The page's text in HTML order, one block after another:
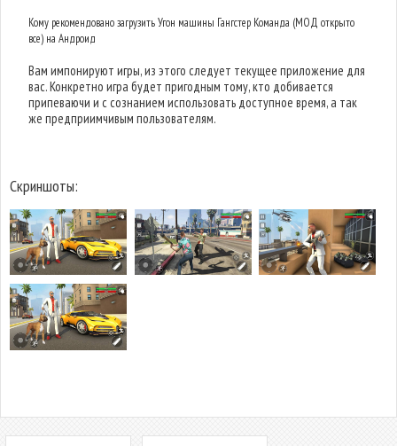
Кому рекомендовано загрузить Угон машины Гангстер Команда (МОД открыто
все) на Андроид
Вам импонируют игры, из этого следует текущее приложение для
вас. Конкретно игра будет пригодным тому, кто добивается
припеваючи и с сознанием использовать доступное время, а так
же предприимчивым пользователям.
Скриншоты: